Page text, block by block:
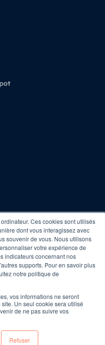
Ces cookies sont utilisés
dont vous interagissez avec
souvenir de vous. Nous utilisons
votre expérience de
indicateurs concernant nos
supports. Pour en savoir plus
notre politique de
vos informations ne seront
Un seul cookie sera utilisé
de ne pas suivre vos
Refuser
Reserved